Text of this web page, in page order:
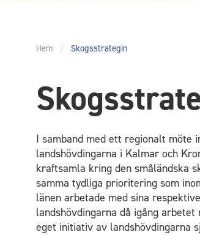
Hem / Skogsstrategin
I samband med ett regionalt möte
landshövdingarna i Kalmar och
kraftsamla kring den småländska
samma tydliga prioritering som
länen arbetade med sina
landshövdingarna då igång
eget initiativ av landshövdingarna